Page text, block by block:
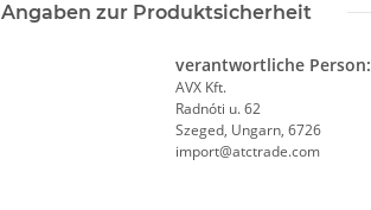
Angaben zur Produktsicherheit
verantwortliche Person:
AVX Kft.
Radnóti u. 62
Szeged, Ungarn, 6726
import@atctrade.com